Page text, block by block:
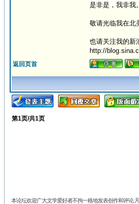
是非是，我非我。
敬请光临我在北
也请关注我的新
http://
返回页首
第1页/共1页
本论坛欢迎广大文学爱好者不拘一格地发表创作和评论.